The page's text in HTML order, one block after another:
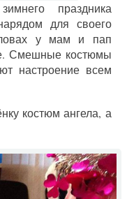
праздника
для своего
у мам и пап
Смешные костюмы
настроение всем
костюм ангела, а